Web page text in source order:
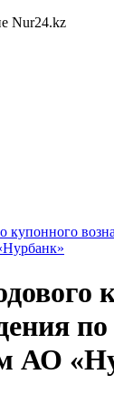
Nur24.kz
купонного
по
АО